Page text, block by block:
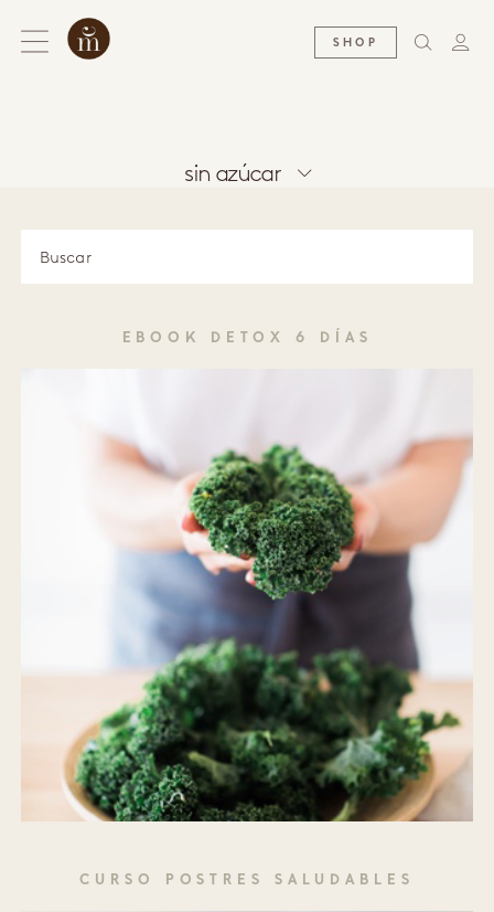
SHOP
sin azúcar
EBOOK DETOX 6 DÍAS
CURSO POSTRES SALUDABLES